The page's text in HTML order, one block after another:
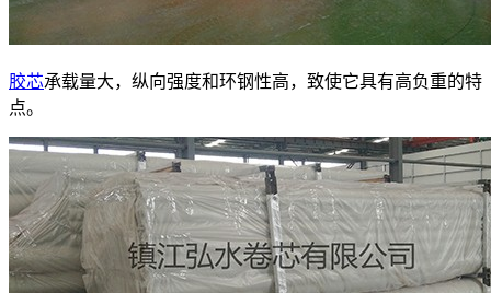
胶芯承载量大，纵向强度和环钢性高，致使它具有高负重的特
点。